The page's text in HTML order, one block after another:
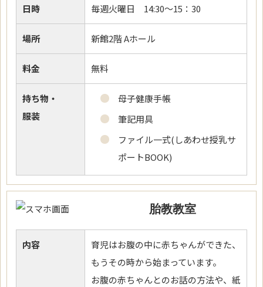
日時 毎週火曜日 14:30～15：30
場所 新館2階 Aホール
料金 無料
持ち物・
服装
母子健康手帳
筆記用具
ファイル一式(しあわせ授乳サ
ポートBOOK)
胎教教室
内容
育児はお腹の中に赤ちゃんができた、
もうその時から始まっています。
お腹の赤ちゃんとのお話の方法や、紙